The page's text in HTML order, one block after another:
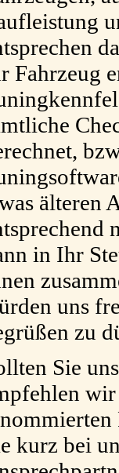
Fahrzeug
älteren
in Ihr
uns
zu
Sie
kurz bei